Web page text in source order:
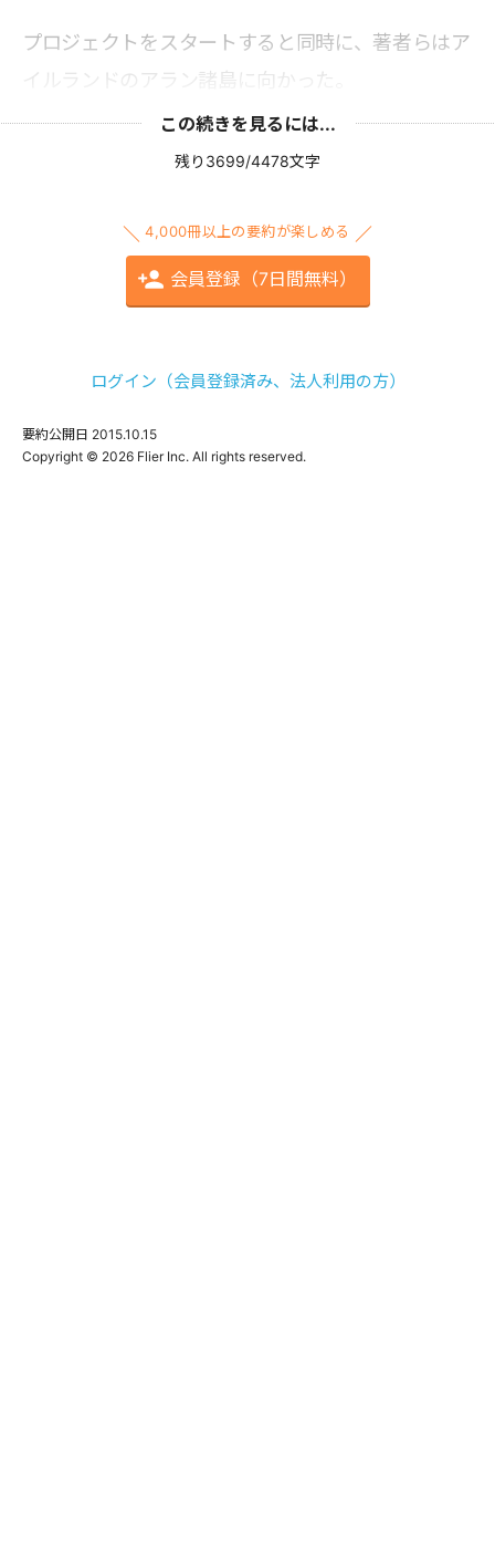
プロジェクトをスタートすると同時に、著者らはア
イルランドのアラン諸島に向かった。
この続きを見るには...
残り3699/4478文字
4,000冊以上の要約が楽しめる
会員登録（7日間無料）
ログイン（会員登録済み、法人利用の方）
要約公開日 2015.10.15